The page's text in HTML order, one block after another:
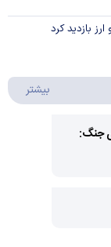
بازدید کرد
بیشتر
جنگ: